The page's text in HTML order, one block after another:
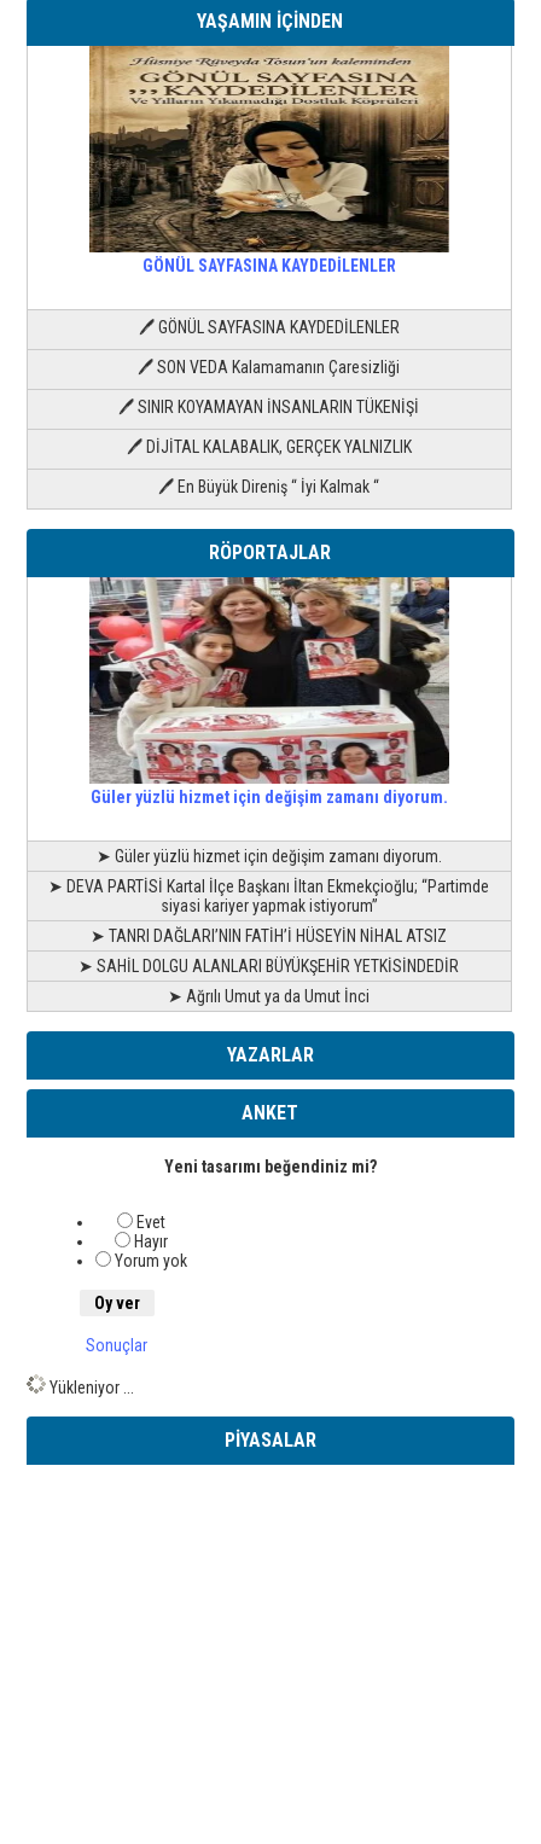
YAŞAMIN İÇİNDEN
GÖNÜL SAYFASINA KAYDEDİLENLER
🖊 GÖNÜL SAYFASINA KAYDEDİLENLER
🖊 SON VEDA Kalamamanın Çaresizliği
🖊 SINIR KOYAMAYAN İNSANLARIN TÜKENİŞİ
🖊 DİJİTAL KALABALIK, GERÇEK YALNIZLIK
🖊 En Büyük Direniş “ İyi Kalmak “
RÖPORTAJLAR
Güler yüzlü hizmet için değişim zamanı diyorum.
➤ Güler yüzlü hizmet için değişim zamanı diyorum.
➤ DEVA PARTİSİ Kartal İlçe Başkanı İltan Ekmekçioğlu; “Partimde
siyasi kariyer yapmak istiyorum”
➤ TANRI DAĞLARI’NIN FATİH’İ HÜSEYİN NİHAL ATSIZ
➤ SAHİL DOLGU ALANLARI BÜYÜKŞEHİR YETKİSİNDEDİR
➤ Ağrılı Umut ya da Umut İnci
YAZARLAR
ANKET
Yeni tasarımı beğendiniz mi?
Evet
Hayır
Yorum yok
Sonuçlar
Yükleniyor ...
PİYASALAR